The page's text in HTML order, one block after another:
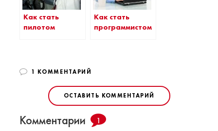
Как стать
пилотом
Как стать
программистом
1 КОММЕНТАРИЙ
ОСТАВИТЬ КОММЕНТАРИЙ
Комментарии 1